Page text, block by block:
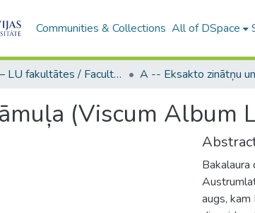
Communities & Collections All of DSpace
B4 – LU fakultātes / Faculties of the UL
(Viscum Album
Bakalaura
augs,